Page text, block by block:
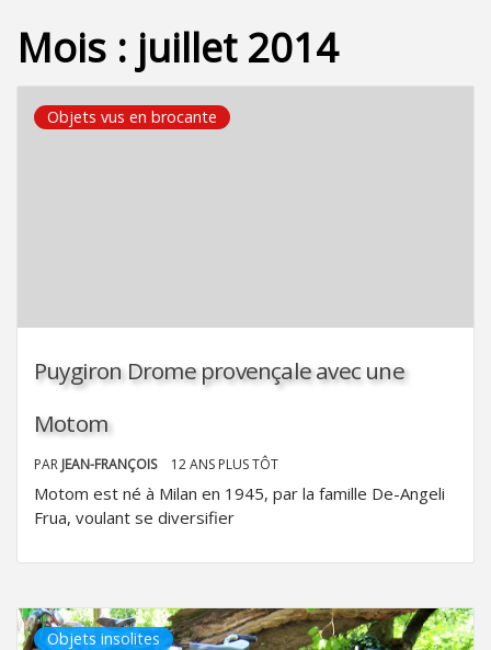
Mois : juillet 2014
Objets vus en brocante
Puygiron Drome provençale avec une
Motom
PAR JEAN-FRANÇOIS 12 ANS PLUS TÔT
Motom est né à Milan en 1945, par la famille De-Angeli
Frua, voulant se diversifier
Objets insolites